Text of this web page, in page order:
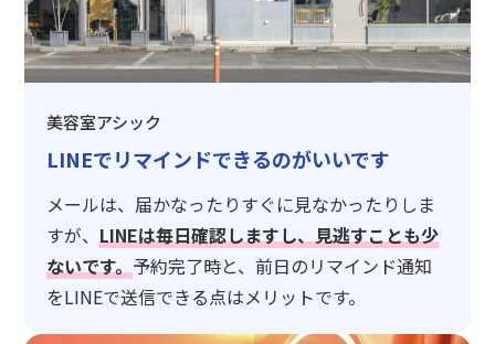
美容室アシック
LINEでリマインドできるのがいいです
メールは、届かなったりすぐに見なかったりしま
すが、 LINEは毎日確認しますし、見逃すことも少
ないです。 予約完了時と、前日のリマインド通知
をLINEで送信できる点はメリットです。